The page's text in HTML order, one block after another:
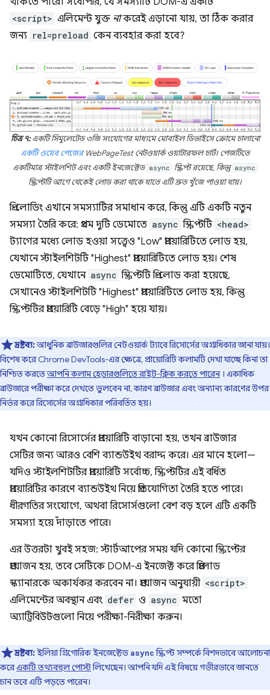
<script> এলিমেন্ট যুক্ত নাকরেই এড়ানো যায়, তা ঠিক করার
জন্য rel=preload কেন ব্যবহার করা হবে?
চিত্র ৭:একটি সিমুলেটেড ৩জি সংযোগের মাধ্যমে মোবাইল ডিভাইসে ক্রোমে চালানো
একটি ওয়েব পেজেরWebPageTest নেটওয়ার্ক ওয়াটারফল চার্ট। পেজটিতে
একটিমাত্র স্টাইলশিট এবং একটি ইনজেক্টেড async স্ক্রিপ্ট রয়েছে, কিন্তু async
স্ক্রিপ্টটি আগে থেকেই লোড করা থাকে যাতে এটি দ্রুত খুঁজে পাওয়া যায়।
প্রি-লোডিং এখানে সমস্যাটির সমাধান করে, কিন্তু এটি একটি নতুন
সমস্যা তৈরি করে: প্রথম দুটি ডেমোতে async স্ক্রিপ্টটি <head>
ট্যাগের মধ্যে লোড হওয়া সত্ত্বেও "Low" প্রায়োরিটিতে লোড হয়,
যেখানে স্টাইলশিটটি "Highest" প্রায়োরিটিতে লোড হয়। শেষ
ডেমোটিতে, যেখানে async স্ক্রিপ্টটি প্রি-লোড করা হয়েছে,
সেখানেও স্টাইলশিটটি "Highest" প্রায়োরিটিতে লোড হয়, কিন্তু
স্ক্রিপ্টটির প্রায়োরিটি বেড়ে "High" হয়ে যায়।
দ্রষ্টব্য:আধুনিক ব্রাউজারগুলির নেটওয়ার্ক ট্যাবে রিসোর্সের অগ্রাধিকার জানা যায়।
বিশেষ করে Chrome DevTools-এর ক্ষেত্রে, প্রায়োরিটি কলামটি দেখা যাচ্ছে কিনা তা
নিশ্চিত করতেআপনি কলাম হেডারগুলিতে রাইট-ক্লিক করতে পারেন। একাধিক
ব্রাউজারে পরীক্ষা করে দেখতে ভুলবেন না, কারণ ব্রাউজার এবং অন্যান্য কারণের উপর
নির্ভর করে রিসোর্সের অগ্রাধিকার পরিবর্তিত হয়।
যখন কোনো রিসোর্সের প্রায়োরিটি বাড়ানো হয়, তখন ব্রাউজার
সেটির জন্য আরও বেশি ব্যান্ডউইথ বরাদ্দ করে। এর মানে হলো—
যদিও স্টাইলশিটটির প্রায়োরিটি সর্বোচ্চ, স্ক্রিপ্টটির এই বর্ধিত
প্রায়োরিটির কারণে ব্যান্ডউইথ নিয়ে প্রতিযোগিতা তৈরি হতে পারে।
ধীরগতির সংযোগে, অথবা রিসোর্সগুলো বেশ বড় হলে এটি একটি
সমস্যা হয়ে দাঁড়াতে পারে।
এর উত্তরটা খুবই সহজ: স্টার্টআপের সময় যদি কোনো স্ক্রিপ্টের
প্রয়োজন হয়, তবে সেটিকে DOM-এ ইনজেক্ট করে প্রিলোড
স্ক্যানারকে অকার্যকর করবেন না। প্রয়োজন অনুযায়ী <script>
এলিমেন্টের অবস্থান এবং defer ও async মতো
অ্যাট্রিবিউটগুলো নিয়ে পরীক্ষা-নিরীক্ষা করুন।
দ্রষ্টব্য:ইলিয়া গ্রিগোরিক ইনজেক্টেড asyncস্ক্রিপ্ট সম্পর্কে বিশদভাবে আলোচনা
করেএকটি তথ্যবহুল পোস্টলিখেছেন। আপনি যদি এই বিষয়ে গভীরভাবে জানতে
চান তবে এটি পড়তে পারেন।